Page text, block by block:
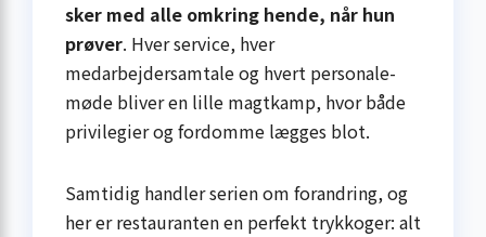
sker med alle omkring hende, når hun
prøver. Hver service, hver
medarbejdersamtale og hvert personale­
møde bliver en lille magtkamp, hvor både
privilegier og fordomme lægges blot.
Samtidig handler serien om forandring, og
her er restauranten en perfekt trykkoger: alt